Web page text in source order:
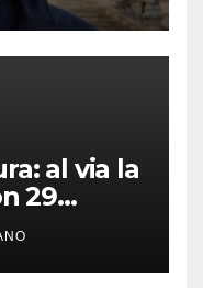
al via la
29
a